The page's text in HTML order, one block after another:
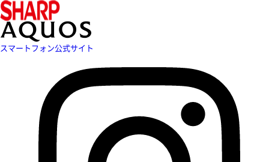
スマートフォン公式サイト